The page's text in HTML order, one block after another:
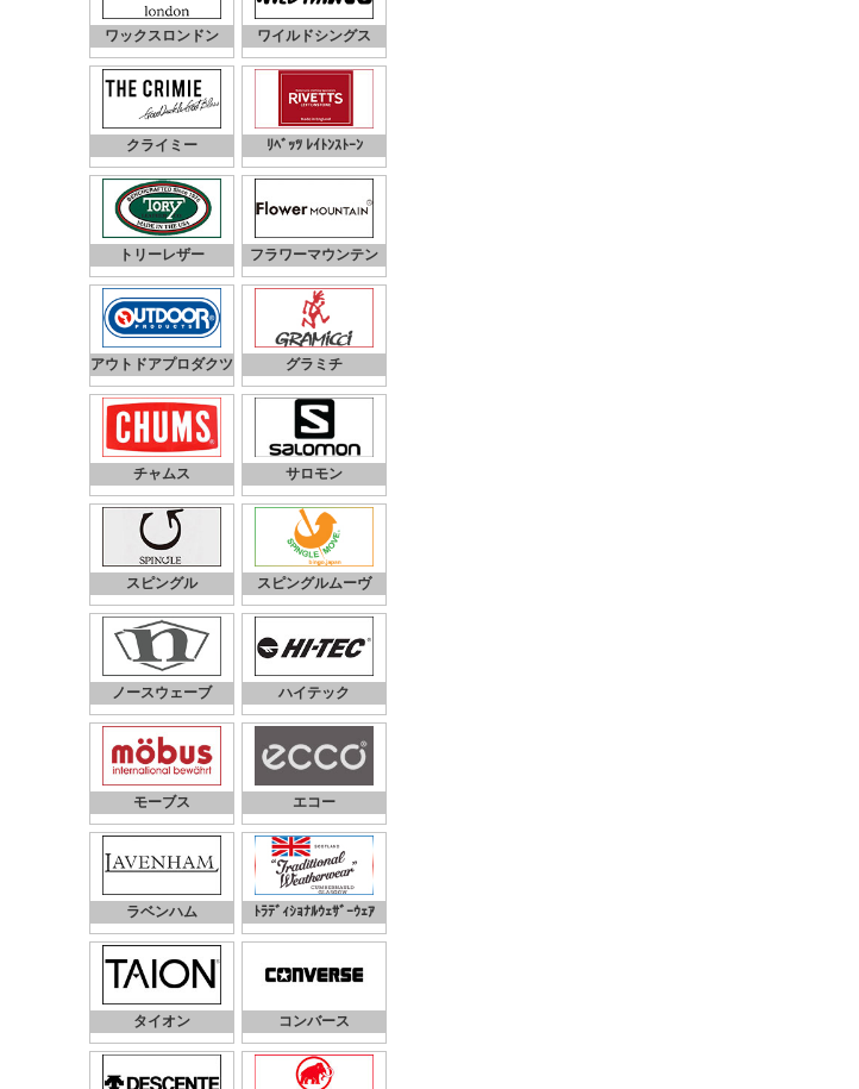
ワックスロンドン ワイルドシングス
クライミー ﾘﾍﾞｯﾂ ﾚｲﾄﾝｽﾄｰﾝ
トリーレザー フラワーマウンテン
アウトドアプロダクツ グラミチ
チャムス サロモン
スピングル スピングルムーヴ
ノースウェーブ ハイテック
モーブス エコー
ラベンハム ﾄﾗﾃﾞｨｼｮﾅﾙｳｪｻﾞｰｳｪｱ
タイオン コンバース